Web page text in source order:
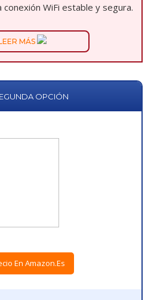
WiFi estable y segura.
MÁS
OPCIÓN
En Amazon.es